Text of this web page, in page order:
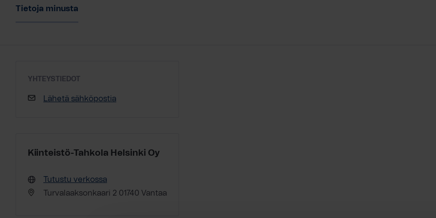
Tietoja minusta
YHTEYSTIEDOT
Lähetä sähköpostia
Kiinteistö-Tahkola Helsinki Oy
Tutustu verkossa
Turvalaaksonkaari 2 01740 Vantaa